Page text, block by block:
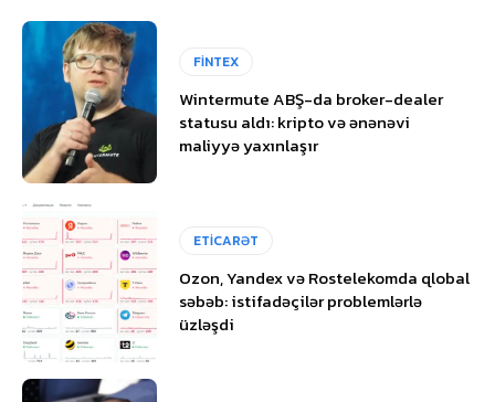
FİNTEX
Wintermute ABŞ-da broker-dealer
statusu aldı: kripto və ənənəvi
maliyyə yaxınlaşır
ETİCARƏT
Ozon, Yandex və Rostelekomda qlobal
səbəb: istifadəçilər problemlərlə
üzləşdi